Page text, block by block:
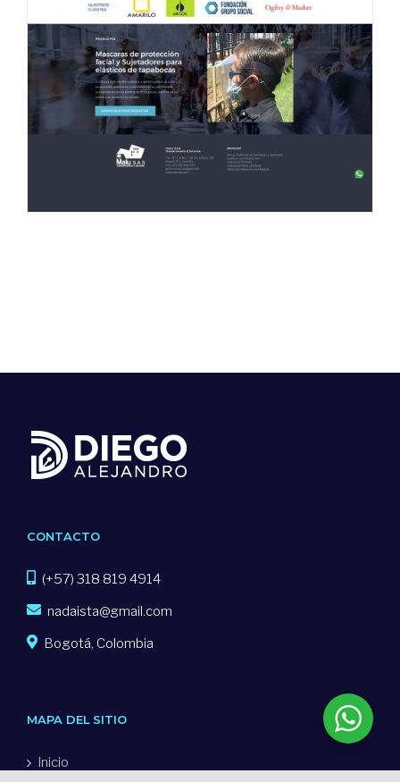
CONTACTO
(+57) 318 819 4914
nadaista@gmail.com
Bogotá, Colombia
MAPA DEL SITIO
Inicio